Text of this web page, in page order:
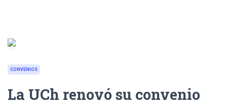
CONVENIOS
La UCh renovó su convenio